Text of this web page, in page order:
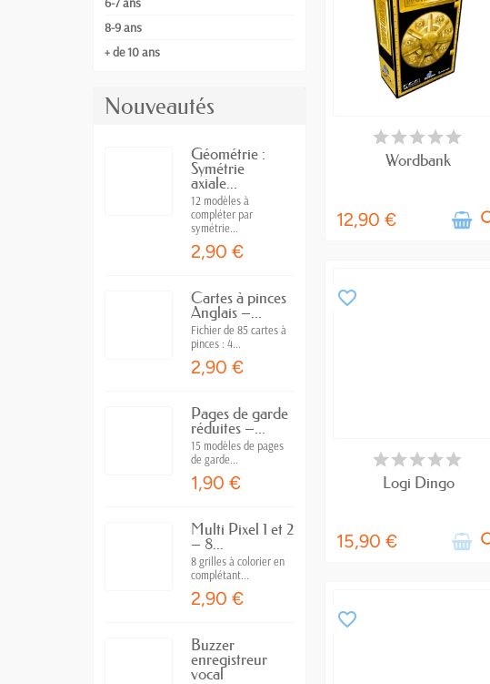
8-9 ans
+ de 10 ans
Nouveautés
Géométrie :
Symétrie
axiale...
12 modèles à
compléter par
symétrie...
2,90 €
Cartes à pinces
Anglais –...
Fichier de 85 cartes à
pinces : 4...
2,90 €
Pages de garde
réduites –...
15 modèles de pages
de garde...
1,90 €
Multi Pixel 1 et 2
– 8...
8 grilles à colorier en
complétant...
2,90 €
Buzzer
enregistreur
vocal
DERNIERS ARTICLES EN STOCK
Wordbank
12,90 €
RUPTURE DE STOCK
favorite_border
Logi Dingo
15,90 €
favorite_border